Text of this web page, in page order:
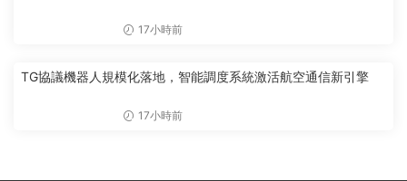
17小時前
TG協議機器人規模化落地，智能調度系統激活航空通信新引擎
17小時前